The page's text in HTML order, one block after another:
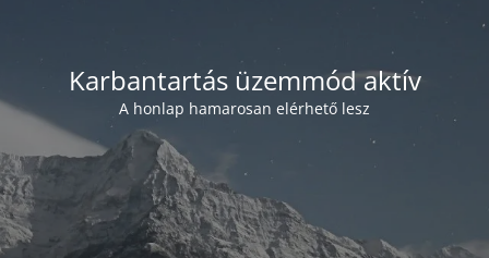
Karbantartás üzemmód aktív
A honlap hamarosan elérhető lesz